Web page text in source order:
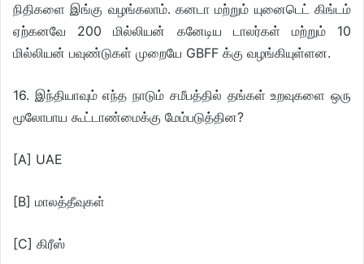
நிதிகளை இங்கு வழங்கலாம். கனடா மற்றும் யுனைடெட் கிங்டம்
ஏற்கனவே 200 மில்லியன் கனேடிய டாலர்கள் மற்றும் 10
மில்லியன் பவுண்டுகள் முறையே GBFF க்கு வழங்கியுள்ளன.
16. இந்தியாவும் எந்த நாடும் சமீபத்தில் தங்கள் உறவுகளை ஒரு
மூலோபாய கூட்டாண்மைக்கு மேம்படுத்தின?
[A] UAE
[B] மாலத்தீவுகள்
[C] கிரீஸ்